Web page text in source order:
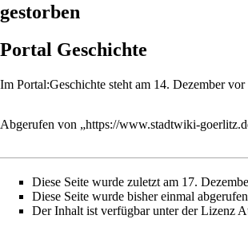
gestorben
Portal Geschichte
Im Portal:Geschichte steht am 14. Dezember vor
Abgerufen von „https://www.stadtwiki-
Diese Seite wurde zuletzt am 17.
Diese Seite wurde bisher einmal
Der Inhalt ist verfügbar unter der Lizenz